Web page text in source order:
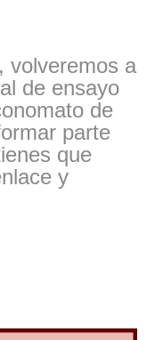
volveremos a
de ensayo
de
parte
que
y